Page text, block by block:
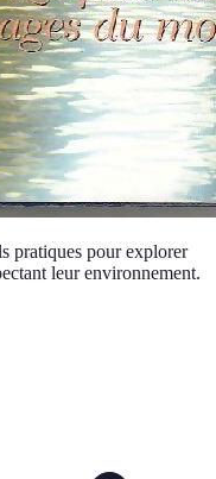
pratiques pour explorer
leur environnement.